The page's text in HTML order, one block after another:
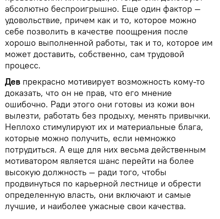
абсолютно беспроигрышно. Еще один фактор —
удовольствие, причем как и то, которое можно
себе позволить в качестве поощрения после
хорошо выполненной работы, так и то, которое им
может доставить, собственно, сам трудовой
процесс.
Дев прекрасно мотивирует возможность кому-то
доказать, что он не прав, что его мнение
ошибочно. Ради этого они готовы из кожи вон
вылезти, работать без продыху, менять привычки.
Неплохо стимулируют их и материальные блага,
которые можно получить, если немножко
потрудиться. А еще для них весьма действенным
мотиватором является шанс перейти на более
высокую должность — ради того, чтобы
продвинуться по карьерной лестнице и обрести
определенную власть, они включают и самые
лучшие, и наиболее ужасные свои качества.